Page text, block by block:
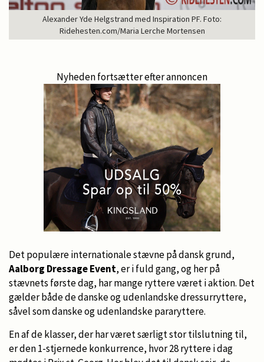
Alexander Yde Helgstrand med Inspiration PF. Foto:
Ridehesten.com/Maria Lerche Mortensen
Nyheden fortsætter efter annoncen
Det populære internationale stævne på dansk grund,
Aalborg Dressage Event, er i fuld gang, og her på
stævnets første dag, har mange ryttere været i aktion. Det
gælder både de danske og udenlandske dressurryttere,
såvel som danske og udenlandske pararyttere.
En af de klasser, der har været særligt stor tilslutning til,
er den 1-stjernede konkurrence, hvor 28 ryttere i dag